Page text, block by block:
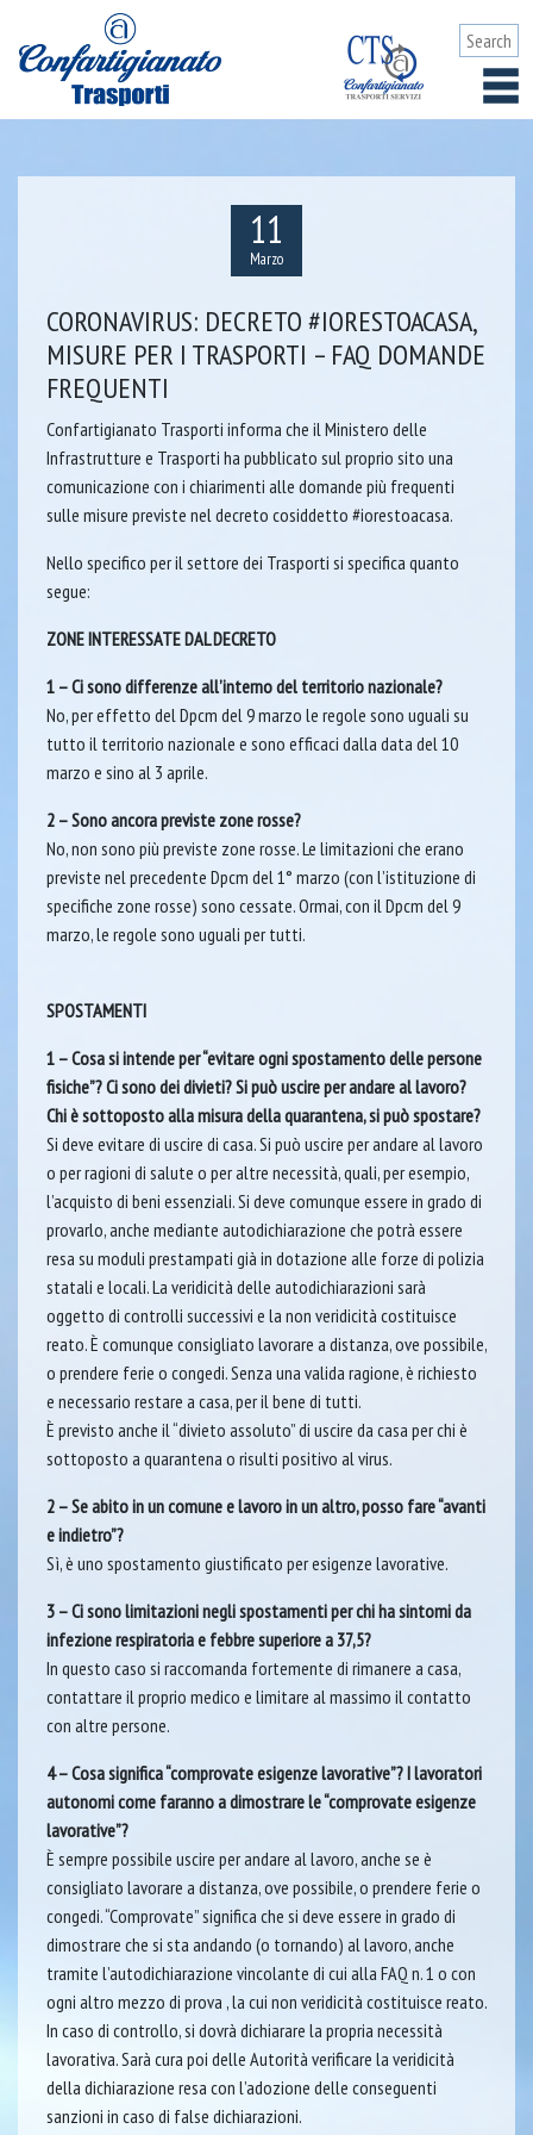
11
Marzo
CORONAVIRUS: DECRETO #IORESTOACASA,
MISURE PER I TRASPORTI – FAQ DOMANDE
FREQUENTI
Confartigianato Trasporti informa che il Ministero delle
Infrastrutture e Trasporti ha pubblicato sul proprio sito una
comunicazione con i chiarimenti alle domande più frequenti
sulle misure previste nel decreto cosiddetto #iorestoacasa.
Nello specifico per il settore dei Trasporti si specifica quanto
segue:
ZONE INTERESSATE DAL DECRETO
1 – Ci sono differenze all’interno del territorio nazionale?
No, per effetto del Dpcm del 9 marzo le regole sono uguali su
tutto il territorio nazionale e sono efficaci dalla data del 10
marzo e sino al 3 aprile.
2 – Sono ancora previste zone rosse?
No, non sono più previste zone rosse. Le limitazioni che erano
previste nel precedente Dpcm del 1° marzo (con l’istituzione di
specifiche zone rosse) sono cessate. Ormai, con il Dpcm del 9
marzo, le regole sono uguali per tutti.
SPOSTAMENTI
1 – Cosa si intende per “evitare ogni spostamento delle persone
fisiche”? Ci sono dei divieti? Si può uscire per andare al lavoro?
Chi è sottoposto alla misura della quarantena, si può spostare?
Si deve evitare di uscire di casa. Si può uscire per andare al lavoro
o per ragioni di salute o per altre necessità, quali, per esempio,
l’acquisto di beni essenziali. Si deve comunque essere in grado di
provarlo, anche mediante autodichiarazione che potrà essere
resa su moduli prestampati già in dotazione alle forze di polizia
statali e locali. La veridicità delle autodichiarazioni sarà
oggetto di controlli successivi e la non veridicità costituisce
reato. È comunque consigliato lavorare a distanza, ove possibile,
o prendere ferie o congedi. Senza una valida ragione, è richiesto
e necessario restare a casa, per il bene di tutti.
È previsto anche il “divieto assoluto” di uscire da casa per chi è
sottoposto a quarantena o risulti positivo al virus.
2 – Se abito in un comune e lavoro in un altro, posso fare “avanti
e indietro”?
Sì, è uno spostamento giustificato per esigenze lavorative.
3 – Ci sono limitazioni negli spostamenti per chi ha sintomi da
infezione respiratoria e febbre superiore a 37,5?
In questo caso si raccomanda fortemente di rimanere a casa,
contattare il proprio medico e limitare al massimo il contatto
con altre persone.
4 – Cosa significa “comprovate esigenze lavorative”? I lavoratori
autonomi come faranno a dimostrare le “comprovate esigenze
lavorative”?
È sempre possibile uscire per andare al lavoro, anche se è
consigliato lavorare a distanza, ove possibile, o prendere ferie o
congedi. “Comprovate” significa che si deve essere in grado di
dimostrare che si sta andando (o tornando) al lavoro, anche
tramite l’autodichiarazione vincolante di cui alla FAQ n. 1 o con
ogni altro mezzo di prova , la cui non veridicità costituisce reato.
In caso di controllo, si dovrà dichiarare la propria necessità
lavorativa. Sarà cura poi delle Autorità verificare la veridicità
della dichiarazione resa con l’adozione delle conseguenti
sanzioni in caso di false dichiarazioni.